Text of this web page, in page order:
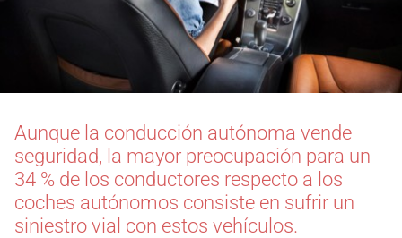
Aunque la conducción autónoma vende
seguridad, la mayor preocupación para un
34 % de los conductores respecto a los
coches autónomos consiste en sufrir un
siniestro vial con estos vehículos.